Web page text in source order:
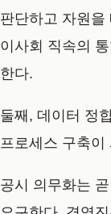
판단하고 자원을
이사회 직속의
한다.
둘째, 데이터 정
프로세스 구축이
공시 의무화는